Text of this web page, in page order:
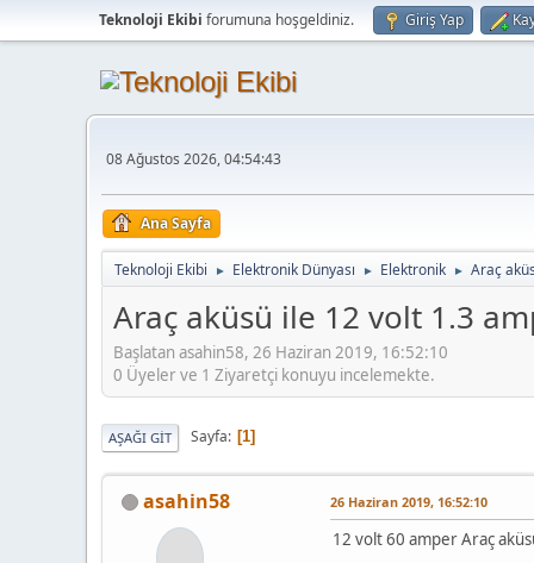
Teknoloji Ekibi forumuna hoşgeldiniz. Giriş Yap
08 Ağustos 2026, 04:54:43
Ana Sayfa
Teknoloji Ekibi ► Elektronik Dünyası ► Elektronik ► Araç
Araç aküsü ile 12 volt 1.3
Başlatan asahin58, 26 Haziran 2019, 16:52:10
0 Üyeler ve 1 Ziyaretçi konuyu incelemekte.
AŞAĞI GIT Sayfa 1
asahin58 26 Haziran 2019, 16:52:10
12 volt 60 amper Araç